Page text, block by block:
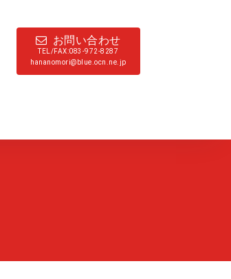
お問い合わせ
TEL/FAX:083-972-8287
hananomori@blue.ocn.ne.jp